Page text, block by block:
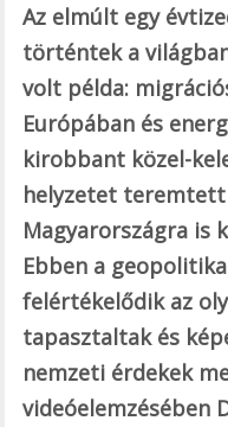
Az elmúlt egy
történtek a
volt példa:
Európában és
kirobbant közel-
helyzetet teremtett
Magyarországra is
Ebben a
felértékelődik az
tapasztaltak és
nemzeti érdekek
videóelemzésében